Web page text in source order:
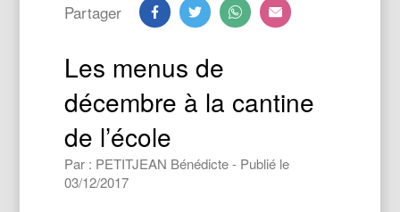
Partager
Les menus de
décembre à la cantine
de l’école
Par : PETITJEAN Bénédicte - Publié le
03/12/2017